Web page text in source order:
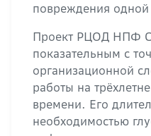
повреждения одной
Проект РЦОД НПФ
показательным с
организационной
работы на
времени. Его
необходимостью